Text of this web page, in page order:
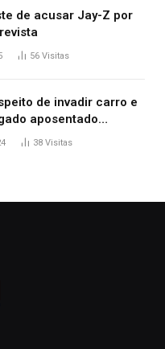
de acusar Jay-Z por
56 Visitas
de invadir carro e
aposentado
no trânsito
38 Visitas